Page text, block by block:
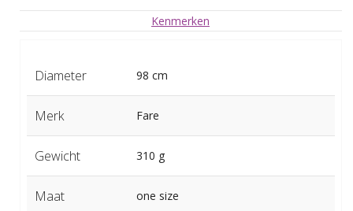
Kenmerken
Diameter 98 cm
Merk Fare
Gewicht 310 g
Maat one size